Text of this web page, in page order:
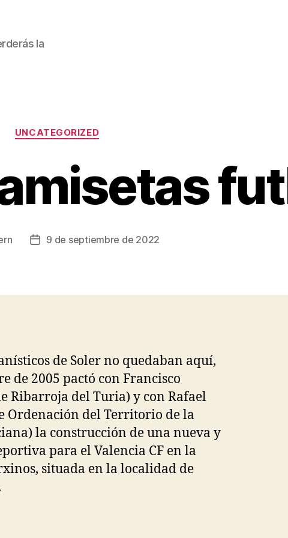
la
Categorías
UNCATEGORIZED
Fecha9 de septiembre de 2022
de Soler no quedaban aquí,
de 2005 pactó con Francisco
Ribarroja del Turia) y con Rafael
Ordenación del Territorio de la
la construcción de una nueva y
para el Valencia CF en la
situada en la localidad de